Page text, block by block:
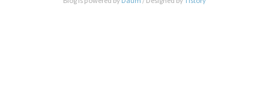
bility 기능에 대해 배우고 있습니다. Accessibility에